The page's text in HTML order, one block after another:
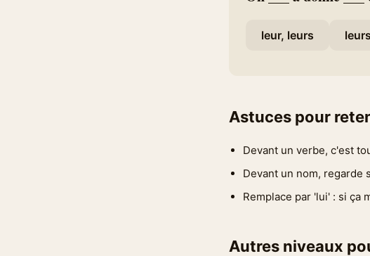
leur, leurs
Astuces pour
Devant un verbe, c'est
Devant un nom, regarde
Remplace par 'lui' : si ça
Autres niveaux